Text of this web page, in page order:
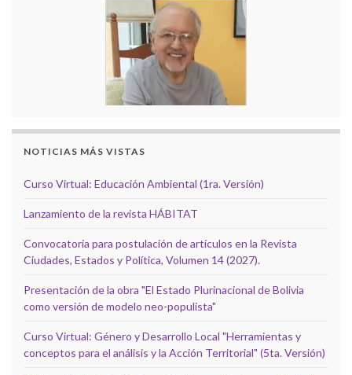
NOTICIAS MÁS VISTAS
Curso Virtual: Educación Ambiental (1ra. Versión)
Lanzamiento de la revista HÁBITAT
Convocatoria para postulación de artículos en la Revista
Ciudades, Estados y Política, Volumen 14 (2027).
Presentación de la obra "El Estado Plurinacional de Bolivia
como versión de modelo neo-populista"
Curso Virtual: Género y Desarrollo Local "Herramientas y
conceptos para el análisis y la Acción Territorial" (5ta. Versión)